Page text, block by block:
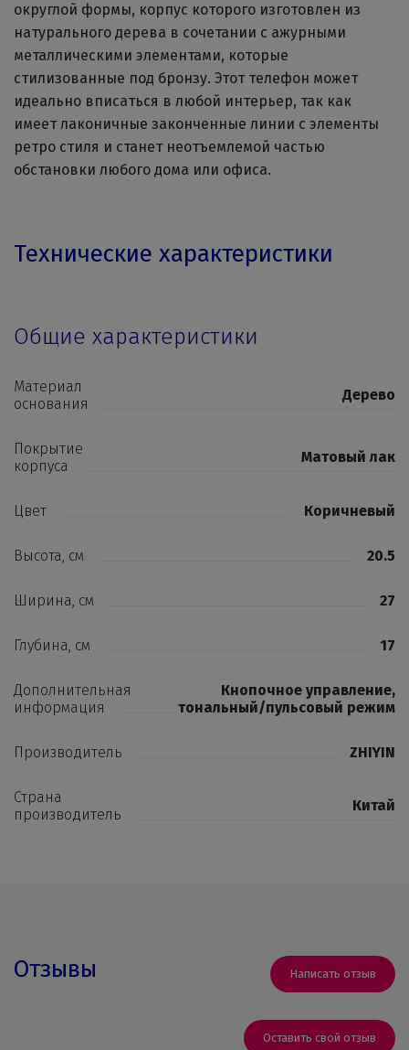
округлой формы, корпус которого изготовлен из
натурального дерева в сочетании с ажурными
металлическими элементами, которые
стилизованные под бронзу. Этот телефон может
идеально вписаться в любой интерьер, так как
имеет лаконичные законченные линии с элементы
ретро стиля и станет неотъемлемой частью
обстановки любого дома или офиса.
Технические характеристики
Общие характеристики
Материал
основания
Дерево
Покрытие
корпуса
Матовый лак
Цвет Коричневый
Высота, см 20.5
Ширина, см 27
Глубина, см 17
Дополнительная
информация
Кнопочное управление,
тональный/пульсовый режим
Производитель ZHIYIN
Страна
производитель
Китай
Отзывы Написать отзыв
Оставить свой отзыв